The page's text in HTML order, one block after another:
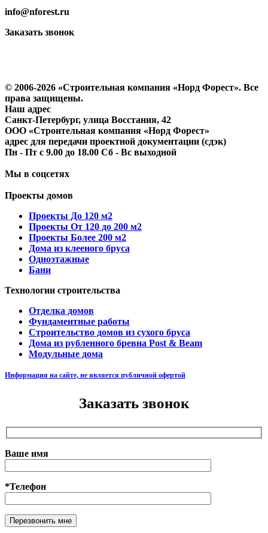
info@nforest.ru
Заказать звонок
© 2006-2026 «Строительная компания «Норд Форест». Все
права защищены.
Наш адрес
​Санкт-Петербург, улица Восстания, 42
ООО «Строительная компания «Норд Форест»
адрес для передачи проектной документации (сдэк)
Пн - Пт с 9.00 до 18.00 Сб - Вс выходной
Мы в соцсетях
Проекты домов
Проекты До 120 м2
Проекты От 120 до 200 м2
Проекты Более 200 м2
Дома из клееного бруса
Одноэтажные
Бани
Технологии строительства
Отделка домов
Фундаментные работы
Строительство домов из сухого бруса
Дома из рубленного бревна Post & Beam
Модульные дома
Информация на сайте, не является публичной офертой
Заказать звонок
Ваше имя
*Телефон
Оставьте это поле пустым.